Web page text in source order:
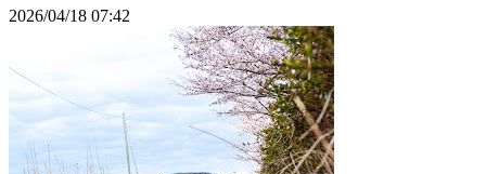
2026/04/18 07:42